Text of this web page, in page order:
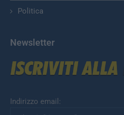
Politica
Newsletter
Indirizzo email: